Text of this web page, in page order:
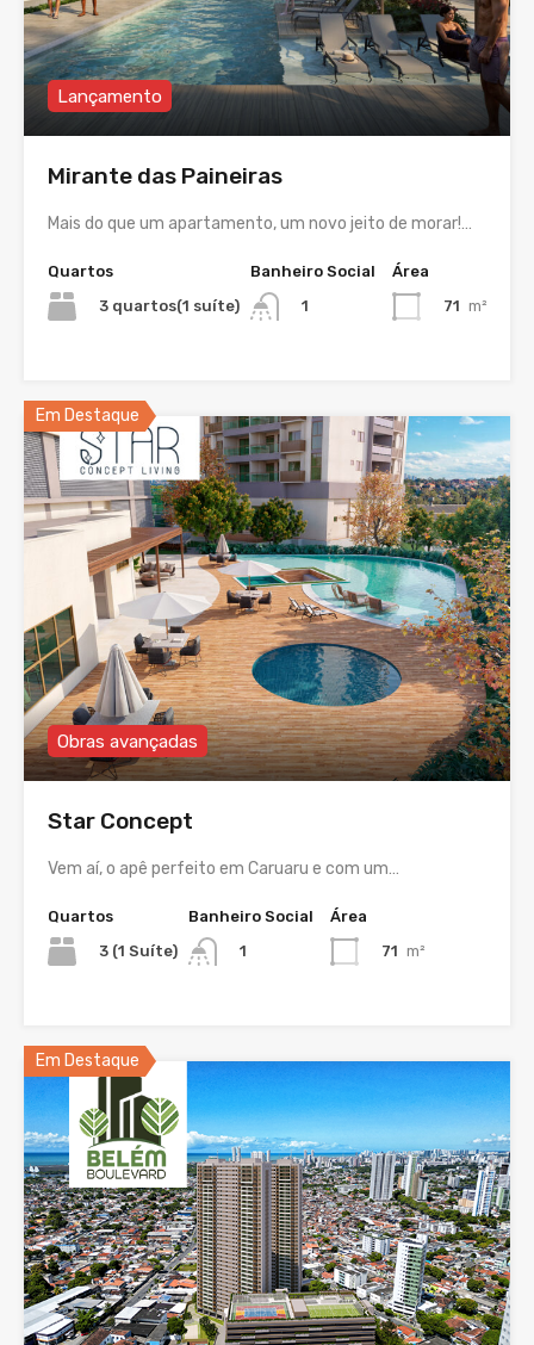
Lançamento
Mirante das Paineiras
Mais do que um apartamento, um novo jeito de morar!…
Quartos
3 quartos(1 suíte)
Banheiro Social
1
Área
71 m²
Em Destaque
Obras avançadas
Star Concept
Vem aí, o apê perfeito em Caruaru e com um…
Quartos
3 (1 Suíte)
Banheiro Social
1
Área
71 m²
Em Destaque